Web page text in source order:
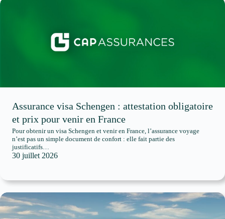
Assurance visa Schengen : attestation obligatoire
et prix pour venir en France
Pour obtenir un visa Schengen et venir en France, l’assurance voyage
n’est pas un simple document de confort : elle fait partie des
justificatifs…
30 juillet 2026